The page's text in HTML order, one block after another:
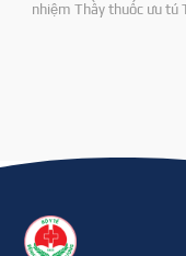
nhiệm Thầy thuốc ưu tú